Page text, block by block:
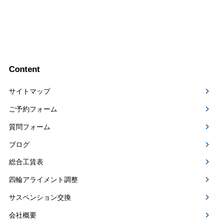
Content
サイトマップ
ご予約フォーム
質問フォーム
ブログ
総合工賃表
四輪アライメント調整
サスペンション交換
会社概要